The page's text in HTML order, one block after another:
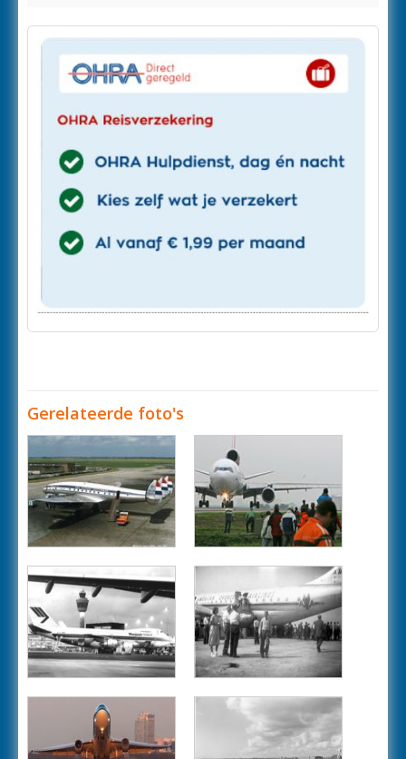
Gerelateerde foto's